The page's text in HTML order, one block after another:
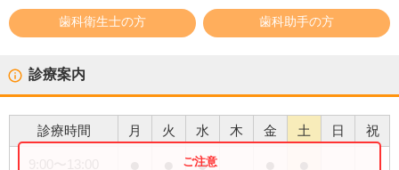
歯科衛生士の方 歯科助手の方
診療案内
診療時間 月 火 水 木 金 土 日 祝
●